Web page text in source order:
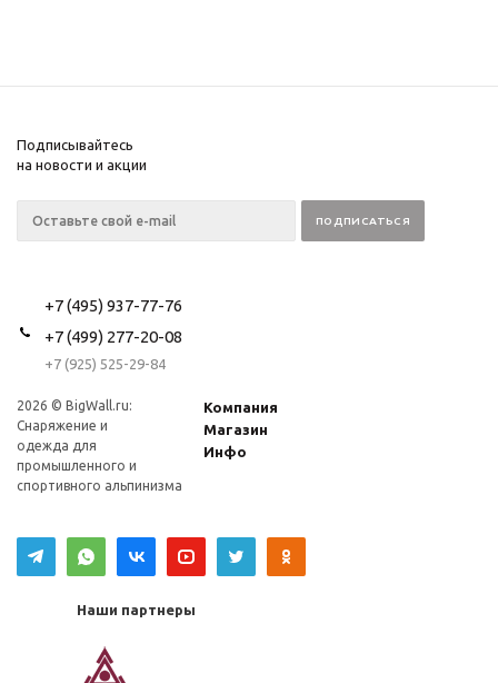
Подписывайтесь
на новости и акции
+7 (495) 937-77-76
+7 (499) 277-20-08
+7 (925) 525-29-84
2026 © BigWall.ru:
Снаряжение и
одежда для
промышленного и
спортивного альпинизма
Компания
Магазин
Инфо
Наши партнеры